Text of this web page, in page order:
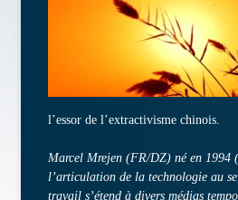
l’essor de l’extractivisme chinois.
Marcel Mrejen (FR/DZ) né en 1994
l’articulation de la technologie au
travail s’étend à divers médias